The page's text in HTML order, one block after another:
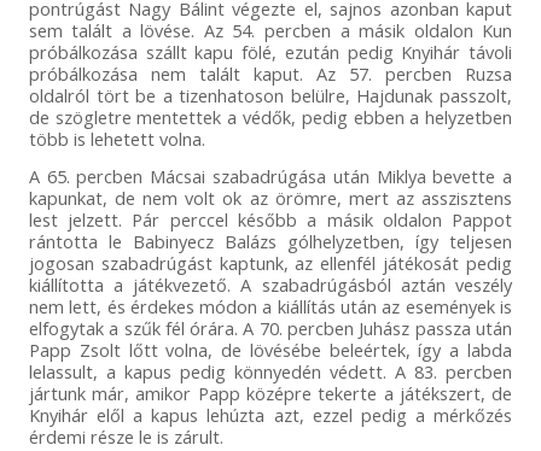
pontrúgást Nagy Bálint végezte el, sajnos azonban kaput
sem talált a lövése. Az 54. percben a másik oldalon Kun
próbálkozása szállt kapu fölé, ezután pedig Knyihár távoli
próbálkozása nem talált kaput. Az 57. percben Ruzsa
oldalról tört be a tizenhatoson belülre, Hajdunak passzolt,
de szögletre mentettek a védők, pedig ebben a helyzetben
több is lehetett volna.
A 65. percben Mácsai szabadrúgása után Miklya bevette a
kapunkat, de nem volt ok az örömre, mert az asszisztens
lest jelzett. Pár perccel később a másik oldalon Pappot
rántotta le Babinyecz Balázs gólhelyzetben, így teljesen
jogosan szabadrúgást kaptunk, az ellenfél játékosát pedig
kiállította a játékvezető. A szabadrúgásból aztán veszély
nem lett, és érdekes módon a kiállítás után az események is
elfogytak a szűk fél órára. A 70. percben Juhász passza után
Papp Zsolt lőtt volna, de lövésébe beleértek, így a labda
lelassult, a kapus pedig könnyedén védett. A 83. percben
jártunk már, amikor Papp középre tekerte a játékszert, de
Knyihár elől a kapus lehúzta azt, ezzel pedig a mérkőzés
érdemi része le is zárult.